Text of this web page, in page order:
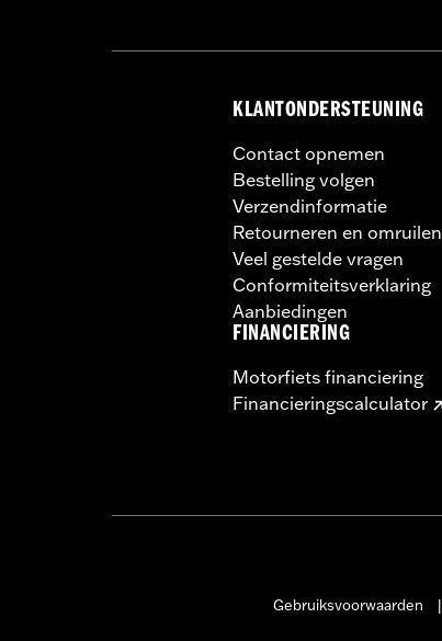
KLANTONDERSTEUNING
Contact opnemen
Bestelling volgen
Verzendinformatie
Retourneren en omruilen
Veel gestelde vragen
Conformiteitsverklaring
Aanbiedingen
FINANCIERING
Motorfiets financiering
Financieringscalculator
Gebruiksvoorwaarden